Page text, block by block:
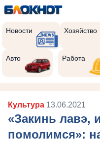
Новости Хозяйство
Авто Работа
Культура 13.06.2021
«Закинь лавэ,
помолимся»: